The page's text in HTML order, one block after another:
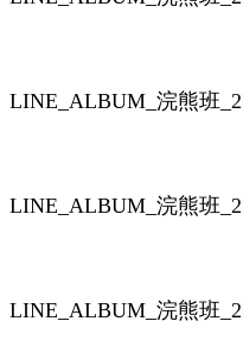
LINE_ALBUM_浣熊班
LINE_ALBUM_浣熊班
LINE_ALBUM_浣熊班